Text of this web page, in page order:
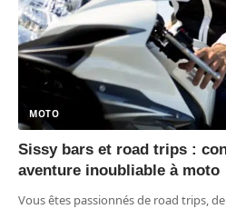
MOTO
Sissy bars et road trips :
aventure inoubliable à moto
Vous êtes passionnés de road trips,